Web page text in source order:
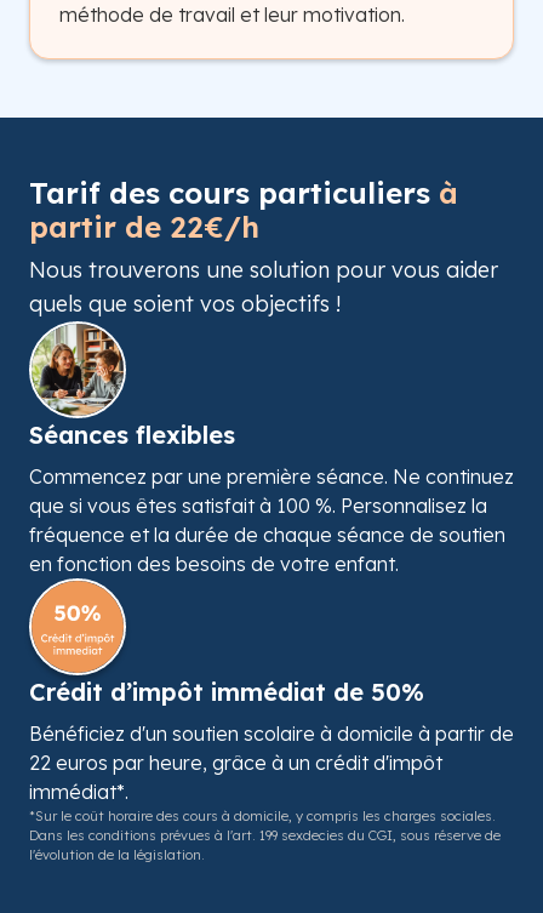
méthode de travail et leur motivation.
Tarif des cours particuliers à
partir de 22€/h
Nous trouverons une solution pour vous aider
quels que soient vos objectifs !
Séances flexibles
Commencez par une première séance. Ne continuez
que si vous êtes satisfait à 100 %. Personnalisez la
fréquence et la durée de chaque séance de soutien
en fonction des besoins de votre enfant.
Crédit d’impôt immédiat de 50%
Bénéficiez d'un soutien scolaire à domicile à partir de
22 euros par heure, grâce à un crédit d'impôt
immédiat*.
*Sur le coût horaire des cours à domicile, y compris les charges sociales.
Dans les conditions prévues à l'art. 199 sexdecies du CGI, sous réserve de
l'évolution de la législation.